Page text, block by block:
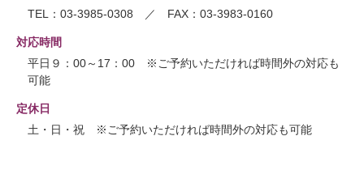
TEL：03-3985-0308 ／ FAX：03-3983-0160
対応時間
平日９：00～17：00 ※ご予約いただければ時間外の対応も
可能
定休日
土・日・祝 ※ご予約いただければ時間外の対応も可能